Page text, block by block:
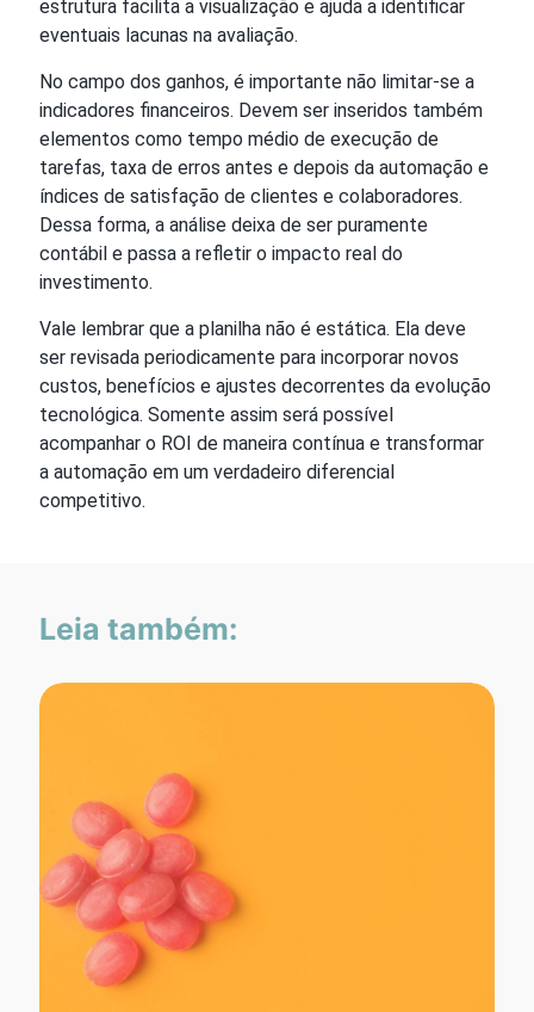
estrutura facilita a visualização e ajuda a identificar
eventuais lacunas na avaliação.
No campo dos ganhos, é importante não limitar-se a
indicadores financeiros. Devem ser inseridos também
elementos como tempo médio de execução de
tarefas, taxa de erros antes e depois da automação e
índices de satisfação de clientes e colaboradores.
Dessa forma, a análise deixa de ser puramente
contábil e passa a refletir o impacto real do
investimento.
Vale lembrar que a planilha não é estática. Ela deve
ser revisada periodicamente para incorporar novos
custos, benefícios e ajustes decorrentes da evolução
tecnológica. Somente assim será possível
acompanhar o ROI de maneira contínua e transformar
a automação em um verdadeiro diferencial
competitivo.
Leia também: